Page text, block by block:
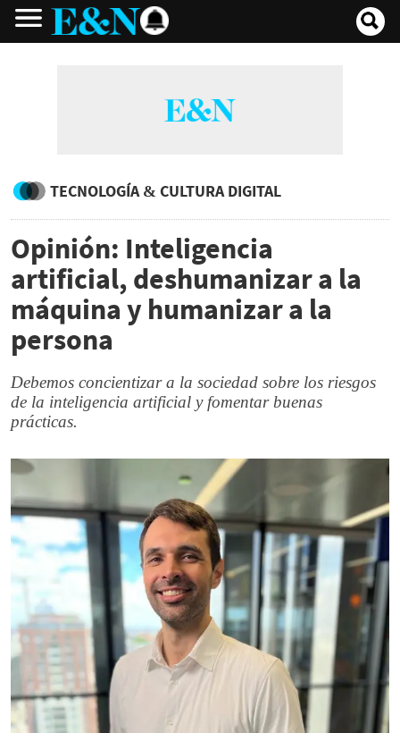
TECNOLOGÍA & CULTURA DIGITAL
Opinión: Inteligencia
artificial, deshumanizar a la
máquina y humanizar a la
persona
Debemos concientizar a la sociedad sobre los riesgos
de la inteligencia artificial y fomentar buenas
prácticas.